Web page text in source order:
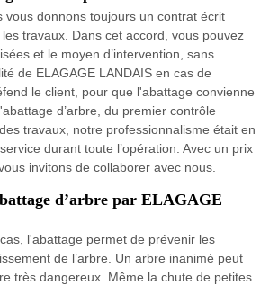
vous donnons toujours un contrat écrit
travaux. Dans cet accord, vous pouvez
et le moyen d’intervention, sans
de ELAGAGE LANDAIS en cas de
le client, pour que l'abattage convienne
d’arbre, du premier contrôle
travaux, notre professionnalisme était en
durant toute l’opération. Avec un prix
invitons de collaborer avec nous.
d’arbre par ELAGAGE
l'abattage permet de prévenir les
de l’arbre. Un arbre inanimé peut
très dangereux. Même la chute de petites